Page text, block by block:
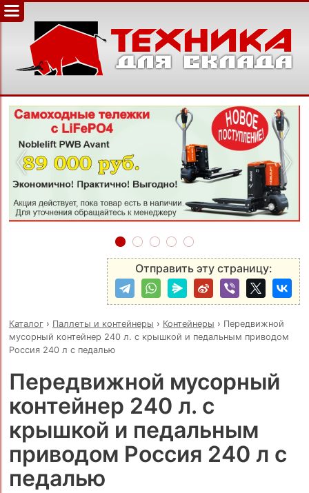
‹ ›
Отправить эту страницу:
Каталог› Паллеты и контейнеры › Контейнеры › Передвижной
мусорный контейнер 240 л. с крышкой и педальным приводом
Россия 240 л с педалью
Передвижной мусорный
контейнер 240 л. с
крышкой и педальным
приводом Россия 240 л с
педалью